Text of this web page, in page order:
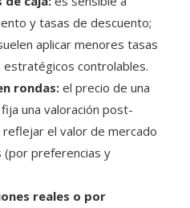
y tasas de descuento;
aplicar menores tasas
controlables.
rondas: el precio de una
una valoración post-
el valor de mercado
(por preferencias y
reales o por